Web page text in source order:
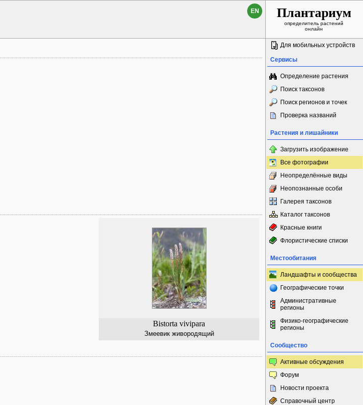
EN Плантариум
определитель растений
онлайн
Bistorta vivipara
Змеевик живородящий
Для мобильных устройств
Сервисы
Определение растения
Поиск таксонов
Поиск регионов и точек
Проверка названий
Растения и лишайники
Загрузить изображение
Все фотографии
Неопределённые виды
Неопознанные особи
Галерея таксонов
Каталог таксонов
Красные книги
Флористические списки
Местообитания
Ландшафты и сообщества
Географические точки
Административные
регионы
Физико-географические
регионы
Сообщество
Активные обсуждения
Форум
Новости проекта
Справочный центр